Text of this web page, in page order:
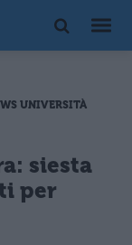
UNIVERSITÀ
siesta
per